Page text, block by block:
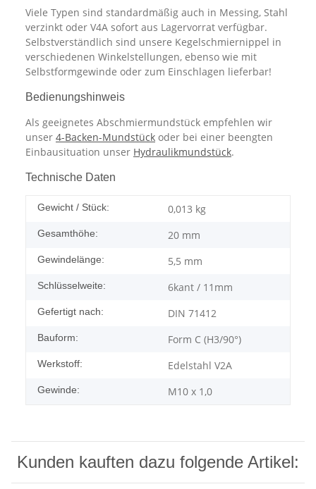
Viele Typen sind standardmäßig auch in Messing, Stahl
verzinkt oder V4A sofort aus Lagervorrat verfügbar.
Selbstverständlich sind unsere Kegelschmiernippel in
verschiedenen Winkelstellungen, ebenso wie mit
Selbstformgewinde oder zum Einschlagen lieferbar!
Bedienungshinweis
Als geeignetes Abschmiermundstück empfehlen wir
unser 4-Backen-Mundstück oder bei einer beengten
Einbausituation unser Hydraulikmundstück.
Technische Daten
Gewicht / Stück: 0,013 kg
Gesamthöhe: 20 mm
Gewindelänge: 5,5 mm
Schlüsselweite: 6kant / 11mm
Gefertigt nach: DIN 71412
Bauform: Form C (H3/90°)
Werkstoff: Edelstahl V2A
Gewinde: M10 x 1,0
Kunden kauften dazu folgende Artikel: